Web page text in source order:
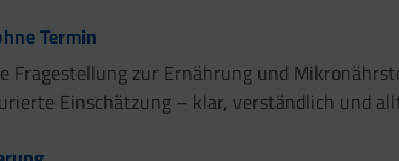
Termin
Fragestellung zur Ernährung und
Einschätzung – klar, verständlich und